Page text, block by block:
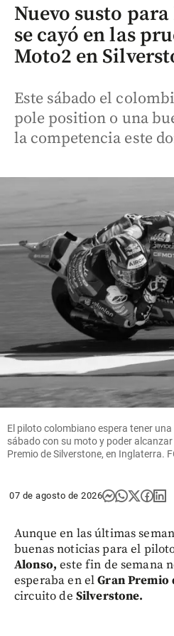
Nuevo susto
se cayó en las
Moto2 en
Este sábado el
pole position o una
la competencia este
El piloto colombiano espera tener
sábado con su moto y poder
Premio de Silverstone, en Inglaterra.
07 de agosto de 2026
Aunque en las últimas
buenas noticias para el
Alonso, este fin de semana
esperaba en elGran Premio
circuito de Silverstone.